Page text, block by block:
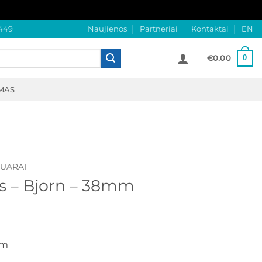
Naujienos Partneriai Kontaktai EN
€0.00 0
– Bjorn – 38mm